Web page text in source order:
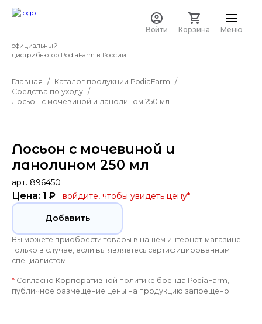
официальный
дистрибьютор PodiaFarm в России
Меню
Войти Корзина
Главная
Каталог продукции PodiaFarm
Средства по уходу
Лосьон с мочевиной и ланолином 250 мл
Лосьон с мочевиной и
ланолином 250 мл
арт. 896450
Цена: 1 ₽ войдите, чтобы увидеть цену*
Добавить
Вы можете приобрести товары в нашем интернет-магазине
только в случае, если вы являетесь сертифицированным
специалистом
* Согласно Корпоративной политике бренда PodiaFarm,
публичное размещение цены на продукцию запрещено